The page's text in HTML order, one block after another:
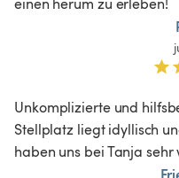
Unkomplizierte und
Stellplatz liegt idyllisch
haben uns bei Tanja